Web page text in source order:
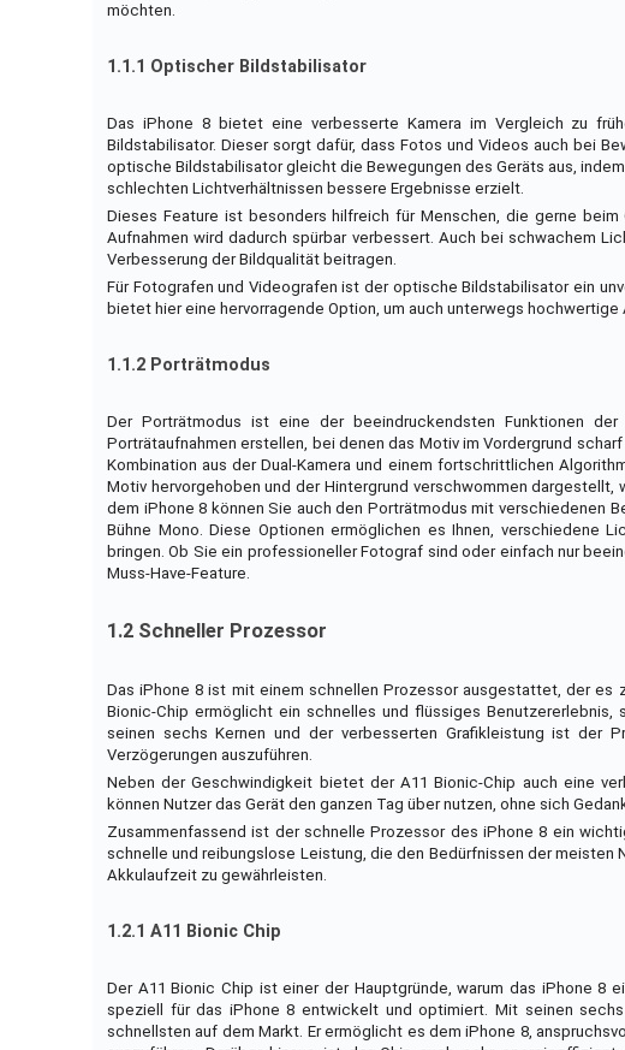
möchten.
1.1.1 Optischer Bildstabilisator
Das iPhone 8 bietet eine verbesserte Kamera im Vergleich zu
Bildstabilisator. Dieser sorgt dafür, dass Fotos und Videos auch bei
optische Bildstabilisator gleicht die Bewegungen des Geräts aus,
schlechten Lichtverhältnissen bessere Ergebnisse erzielt.
Dieses Feature ist besonders hilfreich für Menschen, die gerne
Aufnahmen wird dadurch spürbar verbessert. Auch bei schwachem
Verbesserung der Bildqualität beitragen.
Für Fotografen und Videografen ist der optische Bildstabilisator ein
bietet hier eine hervorragende Option, um auch unterwegs hochwertige
1.1.2 Porträtmodus
Der Porträtmodus ist eine der beeindruckendsten Funktionen
Porträtaufnahmen erstellen, bei denen das Motiv im Vordergrund
Kombination aus der Dual-Kamera und einem fortschrittlichen
Motiv hervorgehoben und der Hintergrund verschwommen
dem iPhone 8 können Sie auch den Porträtmodus mit verschiedenen
Bühne Mono. Diese Optionen ermöglichen es Ihnen, verschiedene
bringen. Ob Sie ein professioneller Fotograf sind oder einfach nur
Muss-Have-Feature.
1.2 Schneller Prozessor
Das iPhone 8 ist mit einem schnellen Prozessor ausgestattet, der es
Bionic-Chip ermöglicht ein schnelles und flüssiges
seinen sechs Kernen und der verbesserten Grafikleistung ist der
Verzögerungen auszuführen.
Neben der Geschwindigkeit bietet der A11 Bionic-Chip auch eine
können Nutzer das Gerät den ganzen Tag über nutzen, ohne sich
Zusammenfassend ist der schnelle Prozessor des iPhone 8 ein
schnelle und reibungslose Leistung, die den Bedürfnissen der
Akkulaufzeit zu gewährleisten.
1.2.1 A11 Bionic Chip
Der A11 Bionic Chip ist einer der Hauptgründe, warum das iPhone
speziell für das iPhone 8 entwickelt und optimiert. Mit seinen
schnellsten auf dem Markt. Er ermöglicht es dem iPhone 8,